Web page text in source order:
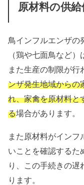
原材料の供給
鳥インフルエンザの
（鶏や七面鳥など
また生産の制限が行
ンザ発生地域からの
れ、家禽を原材料と
る場合があります。
また原材料がインフ
いことを確認するた
り、この手続きの遅
ります。